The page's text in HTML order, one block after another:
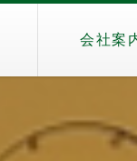
会社案